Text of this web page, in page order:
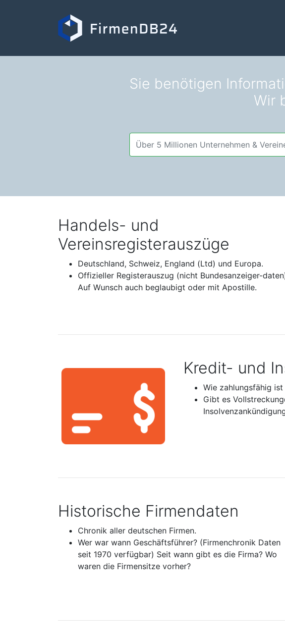
Sie benötigen
Wir
Handels- und
Vereinsregisterauszüge
Deutschland, Schweiz, England (Ltd) und Europa.
Offizieller Registerauszug (nicht Bundesanzeiger-
Auf Wunsch auch beglaubigt oder mit Apostille.
Kredit- und
Wie zahlungsfähig
Gibt es
Historische Firmendaten
Chronik aller deutschen Firmen.
Wer war wann Geschäftsführer? (Firmenchronik Daten
seit 1970 verfügbar) Seit wann gibt es die Firma? Wo
waren die Firmensitze vorher?